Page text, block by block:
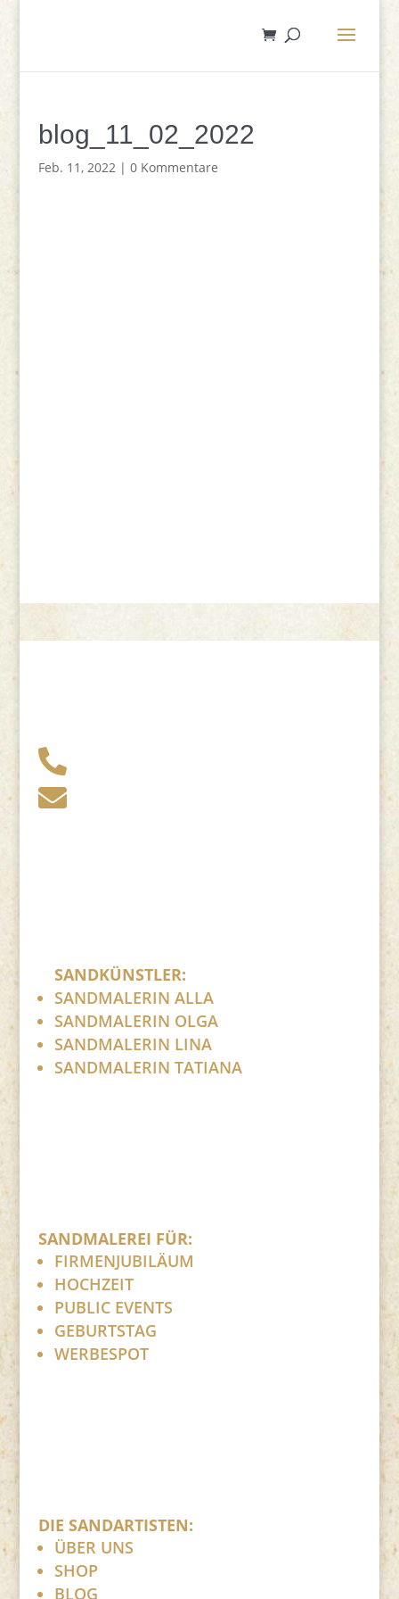
blog_11_02_2022
Feb. 11, 2022| 0 Kommentare


SANDKÜNSTLER:
SANDMALERIN ALLA
SANDMALERIN OLGA
SANDMALERIN LINA
SANDMALERIN TATIANA
SANDMALEREI FÜR:
FIRMENJUBILÄUM
HOCHZEIT
PUBLIC EVENTS
GEBURTSTAG
WERBESPOT
DIE SANDARTISTEN:
ÜBER UNS
SHOP
BLOG